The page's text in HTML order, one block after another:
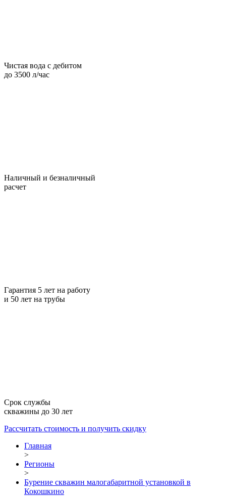
Чистая вода с дебитом
до 3500 л/час
Наличный и безналичный
расчет
Гарантия 5 лет на работу
и 50 лет на трубы
Срок службы
скважины до 30 лет
Рассчитать стоимость и получить скидку
Главная
>
Регионы
>
Бурение скважин малогабаритной установкой в
Кокошкино